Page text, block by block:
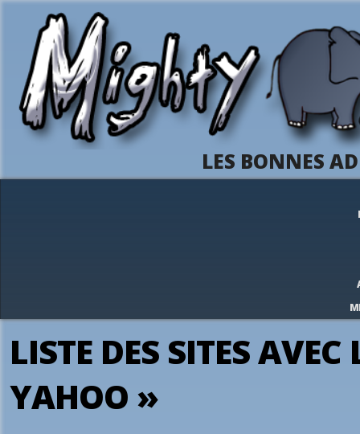
LES BONNES
LISTE DES SITES
YAHOO »